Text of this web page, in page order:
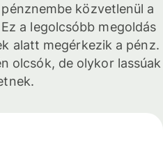
közvetlenül a
a legolcsóbb megoldás
alatt megérkezik a pénz.
olcsók, de olykor lassúak